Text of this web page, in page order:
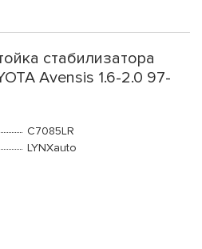
стабилизатора
Avensis 1.6-2.0 97-
C7085LR
LYNXauto